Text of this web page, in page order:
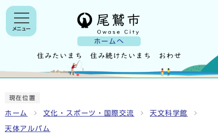
ホームへ
メニュー
現在位置
ホーム 文化・スポーツ・国際交流 天文科学館
天体アルバム